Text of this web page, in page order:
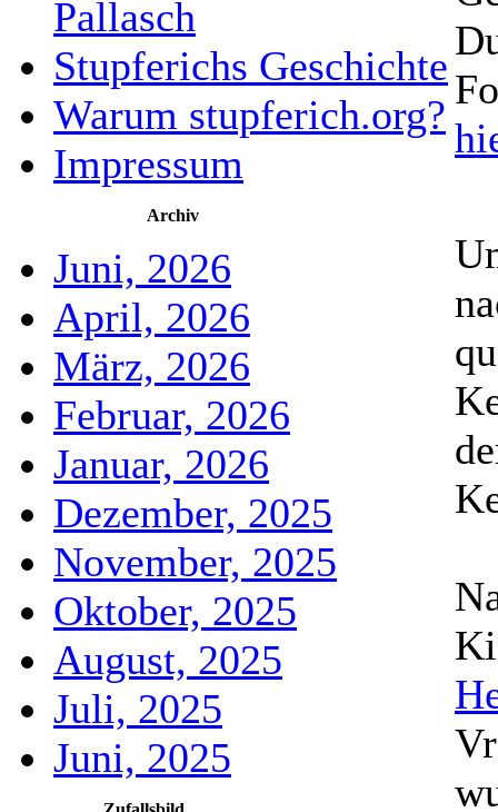
Pallasch
Stupferichs Geschichte
Warum stupferich.org?
Impressum
Archiv
Juni, 2026
April, 2026
März, 2026
Februar, 2026
Januar, 2026
Dezember, 2025
November, 2025
Oktober, 2025
August, 2025
Juli, 2025
Juni, 2025